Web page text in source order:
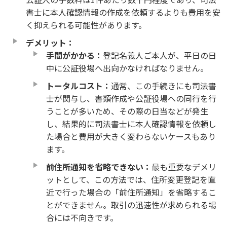
書士に本人確認情報の作成を依頼するよりも費用を安
く抑えられる可能性があります。
デメリット：
手間がかかる：登記名義人ご本人が、平日の日
中に公証役場へ出向かなければなりません。
トータルコスト：通常、この手続きにも司法書
士が関与し、書類作成や公証役場への同行を行
うことが多いため、その際の日当などが発生
し、結果的に司法書士に本人確認情報を依頼し
た場合と費用が大きく変わらないケースもあり
ます。
前住所通知を省略できない：最も重要なデメリ
ットとして、この方法では、住所変更登記を直
近で行った場合の「前住所通知」を省略するこ
とができません。取引の迅速性が求められる場
合には不向きです。